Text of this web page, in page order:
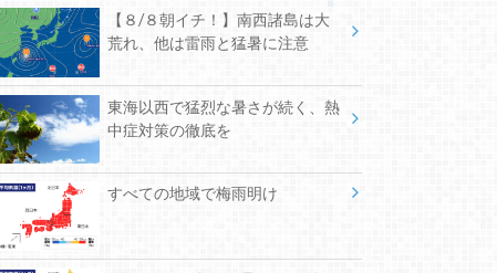
【８/８朝イチ！】南西諸島は大
荒れ、他は雷雨と猛暑に注意
東海以西で猛烈な暑さが続く、熱
中症対策の徹底を
すべての地域で梅雨明け